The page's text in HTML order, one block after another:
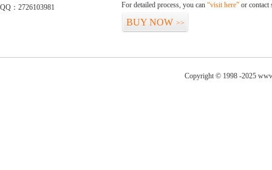
QQ：2726103981
For detailed process, you can “visit here” or contact
BUY NOW >>
Copyright © 1998 -2025